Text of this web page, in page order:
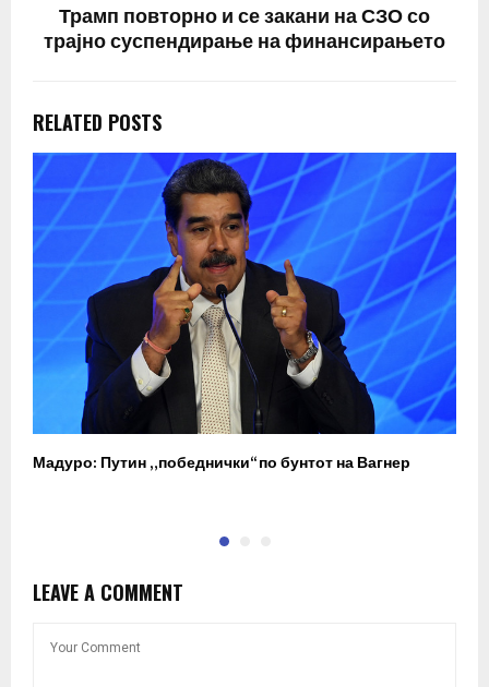
Трамп повторно и се закани на СЗО со
трајно суспендирање на финансирањето
RELATED POSTS
Мадуро: Путин „победнички“ по бунтот на Вагнер
LEAVE A COMMENT